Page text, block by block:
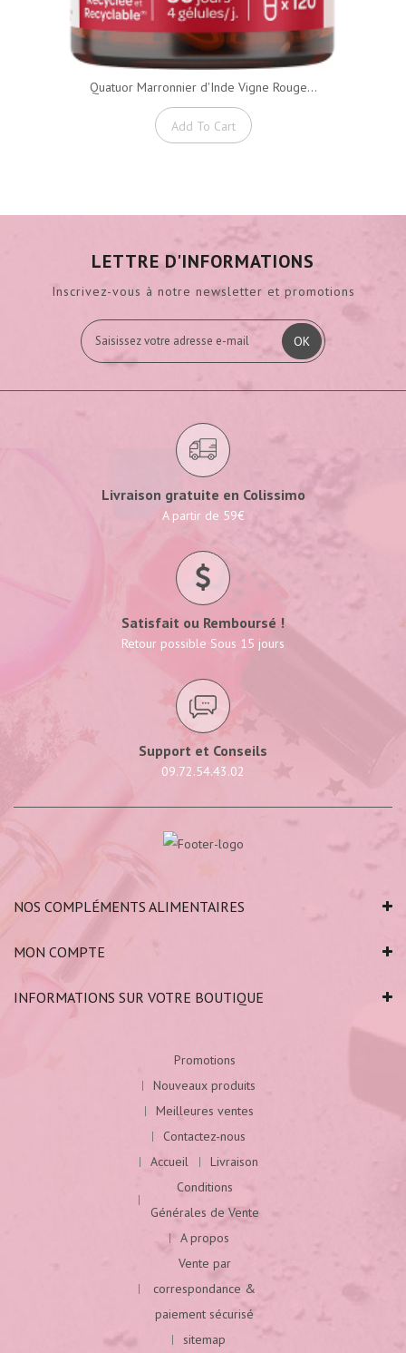
Quatuor Marronnier d'Inde Vigne Rouge...
Add To Cart
LETTRE D'INFORMATIONS
Inscrivez-vous à notre newsletter et promotions
OK
Livraison gratuite en Colissimo
A partir de 59€
Satisfait ou Remboursé !
Retour possible Sous 15 jours
Support et Conseils
09.72.54.43.02
NOS COMPLÉMENTS ALIMENTAIRES
MON COMPTE
INFORMATIONS SUR VOTRE BOUTIQUE
Promotions
Nouveaux produits
Meilleures ventes
Contactez-nous
Accueil
Livraison
Conditions
Générales de Vente
A propos
Vente par
correspondance &
paiement sécurisé
sitemap